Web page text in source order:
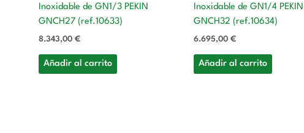
Inoxidable de GN1/3 PEKIN
GNCH27 (ref.10633)
8.343,00€
Añadir al carrito
Inoxidable de GN1/4 PEKIN
GNCH32 (ref.10634)
6.695,00€
Añadir al carrito